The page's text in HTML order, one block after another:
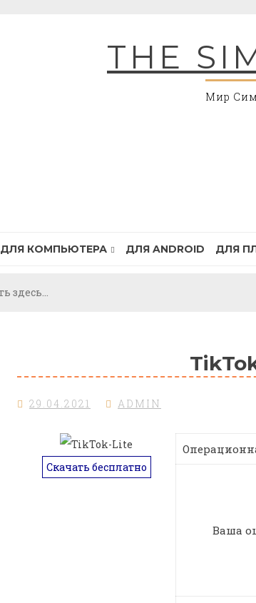
THE
Мир
ДЛЯ КОМПЬЮТЕРА ДЛЯ ANDROID ДЛЯ
29.04.2021 ADMIN
Скачать бесплатно
Ваша